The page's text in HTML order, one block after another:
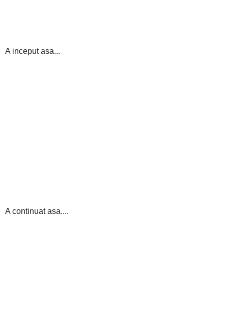
A inceput asa...
A continuat asa....